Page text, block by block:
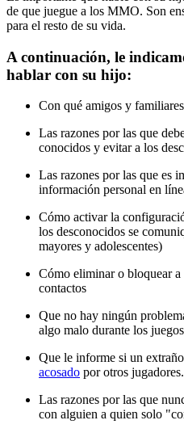
de que juegue a los MMO. Son
para el resto de su vida.
A continuación, le
hablar con su hijo:
Con qué amigos y
Las razones por las que
conocidos y evitar a los
Las razones por las que es
información personal en
Cómo activar la
los desconocidos se
mayores y adolescentes)
Cómo eliminar o bloquear a
contactos
Que no hay ningún
algo malo durante los
Que le informe si un
acosado por otros jugadores.
Las razones por las que
con alguien a quien solo